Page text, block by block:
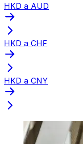
HKD a AUD
HKD a CHF
HKD a CNY